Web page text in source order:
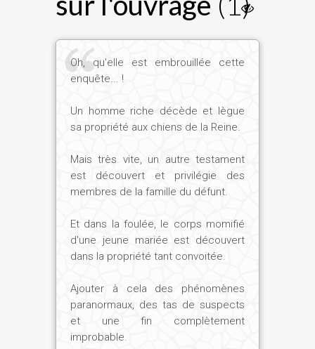
Oh, qu'elle est embrouillée cette
enquête... !
Un homme riche décède et lègue
sa propriété aux chiens de la Reine.
Mais très vite, un autre testament
est découvert et privilégie des
membres de la famille du défunt.
Et dans la foulée, le corps momifié
d'une jeune mariée est découvert
dans la propriété tant convoitée.
Ajouter à cela des phénomènes
paranormaux, des tas de suspects
et une fin complètement
improbable.